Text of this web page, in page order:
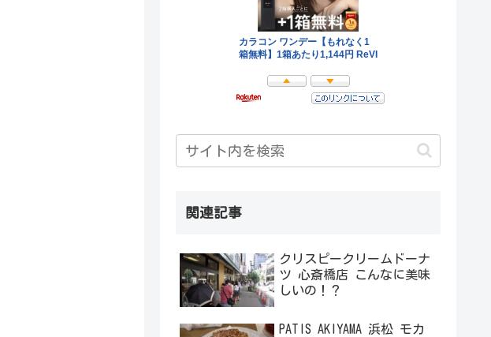
関連記事
クリスピークリームドーナ
ツ 心斎橋店 こんなに美味
しいの！？
PATIS AKIYAMA 浜松 モカ